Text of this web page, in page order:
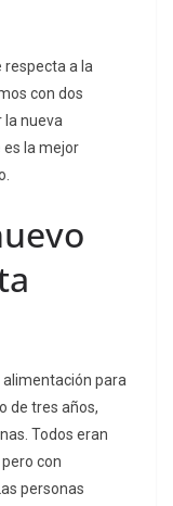
respecta a la
con dos
la nueva
es la mejor
alimentación para
de tres años,
Todos eran
con
personas